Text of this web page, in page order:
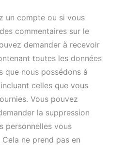
un compte ou si vous
commentaires sur le
demander à recevoir
toutes les données
que nous possédons à
celles que vous
Vous pouvez
la suppression
personnelles vous
ne prend pas en